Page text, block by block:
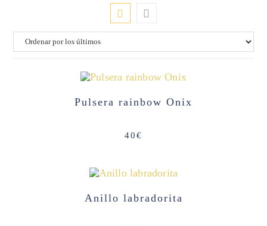
Pulsera rainbow Onix
40€
Anillo labradorita